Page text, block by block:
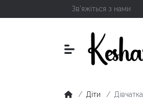
Зв’яжіться з нами
Діти Дівчатка